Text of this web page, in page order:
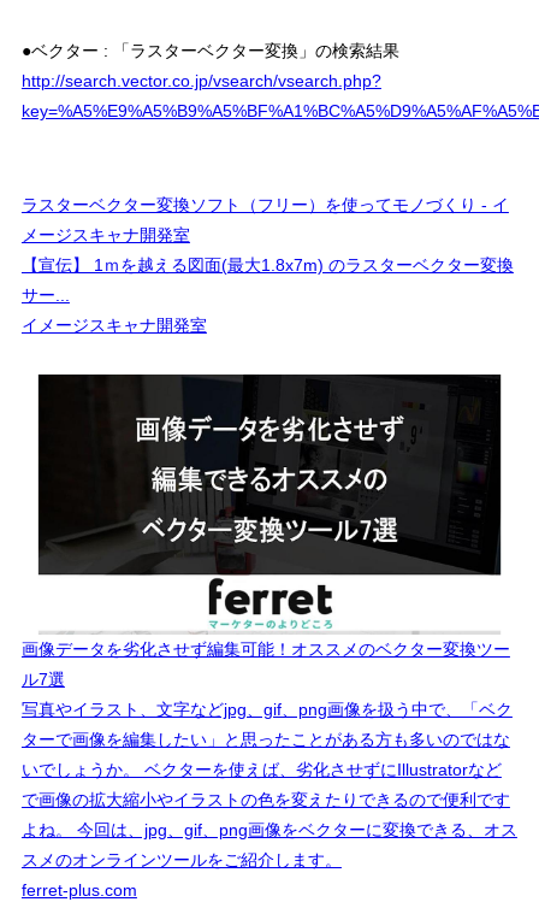
●ベクター : 「ラスターベクター変換」の検索結果
http://search.vector.co.jp/vsearch/vsearch.php?
ラスターベクター変換ソフト（フリー）を使ってモノづくり - イ
メージスキャナ開発室
【宣伝】 1ｍを越える図面(最大1.8x7m) のラスターベクター変換
サー...
イメージスキャナ開発室
画像データを劣化させず編集可能！オススメのベクター変換ツー
ル7選
写真やイラスト、文字などjpg、gif、png画像を扱う中で、「ベク
ターで画像を編集したい」と思ったことがある方も多いのではな
いでしょうか。 ベクターを使えば、劣化させずにIllustratorなど
で画像の拡大縮小やイラストの色を変えたりできるので便利です
よね。 今回は、jpg、gif、png画像をベクターに変換できる、オス
スメのオンラインツールをご紹介します。
ferret-plus.com